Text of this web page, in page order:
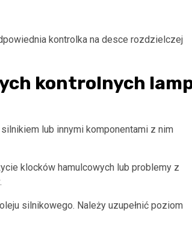
kontrolka na desce rozdzielczej
kontrolnych
lub innymi komponentami z nim
klocków hamulcowych lub problemy z
silnikowego. Należy uzupełnić poziom